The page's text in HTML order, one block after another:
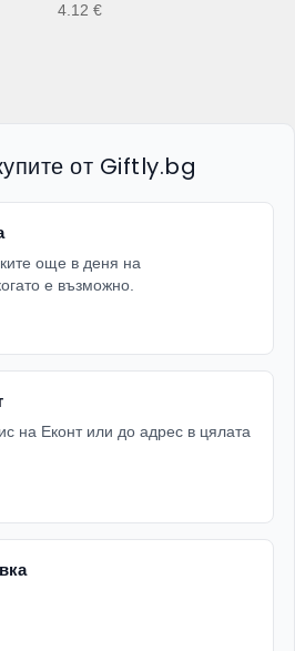
4.12 €
от Giftly.bg
още в деня на
е възможно.
на Еконт или до адрес в цялата